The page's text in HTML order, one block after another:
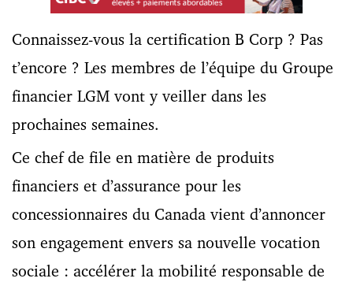
Connaissez-vous la certification B Corp ? Pas
t’encore ? Les membres de l’équipe du Groupe
financier LGM vont y veiller dans les
prochaines semaines.
Ce chef de file en matière de produits
financiers et d’assurance pour les
concessionnaires du Canada vient d’annoncer
son engagement envers sa nouvelle vocation
sociale : accélérer la mobilité responsable de